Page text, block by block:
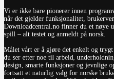
Vi er ikke bare pionerer innen
når det gjelder funksjonalitet,
Downloadcentral.no finner du et nøye
spill – alt testet og anmeldt på norsk.
Målet vårt er å gjøre det enkelt og
du ser etter noe til arbeid,
design, smarte funksjoner og jevnlige
fortsatt et naturlig valg for norske